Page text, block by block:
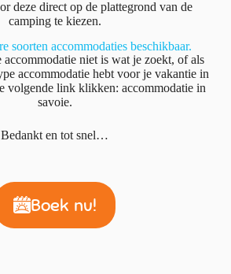
deze direct op de plattegrond van de
camping te kiezen.
soorten accommodaties beschikbaar.
niet is wat je zoekt, of als
accommodatie hebt voor je vakantie in
volgende link klikken: accommodatie in
savoie.
Bedankt en tot snel…
Boek nu!